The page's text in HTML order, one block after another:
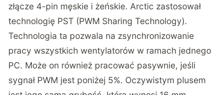
złącze 4-pin męskie i żeńskie. Arctic zastosował
technologię PST (PWM Sharing Technology).
Technologia ta pozwala na zsynchronizowanie
pracy wszystkich wentylatorów w ramach jednego
PC. Może on również pracować pasywnie, jeśli
sygnał PWM jest poniżej 5%. Oczywistym plusem